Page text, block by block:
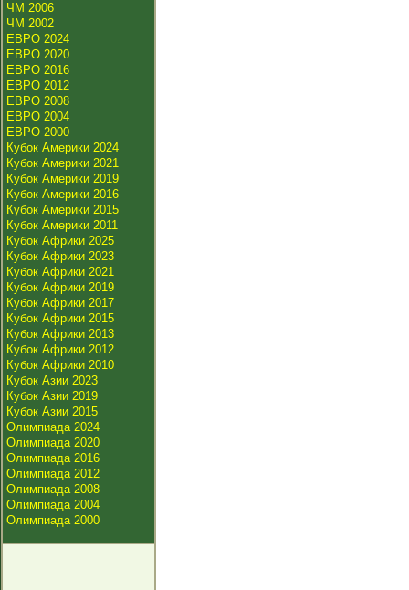
ЧМ 2006
ЧМ 2002
ЕВРО 2024
ЕВРО 2020
ЕВРО 2016
ЕВРО 2012
ЕВРО 2008
ЕВРО 2004
ЕВРО 2000
Кубок Америки 2024
Кубок Америки 2021
Кубок Америки 2019
Кубок Америки 2016
Кубок Америки 2015
Кубок Америки 2011
Кубок Африки 2025
Кубок Африки 2023
Кубок Африки 2021
Кубок Африки 2019
Кубок Африки 2017
Кубок Африки 2015
Кубок Африки 2013
Кубок Африки 2012
Кубок Африки 2010
Кубок Азии 2023
Кубок Азии 2019
Кубок Азии 2015
Олимпиада 2024
Олимпиада 2020
Олимпиада 2016
Олимпиада 2012
Олимпиада 2008
Олимпиада 2004
Олимпиада 2000